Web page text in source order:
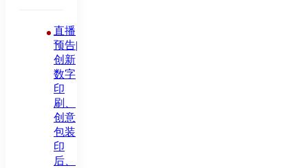
直播
预告|
创新
数字
印
刷、
创意
包装
印
后、